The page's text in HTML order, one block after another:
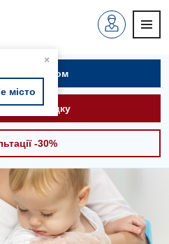
×
місто
на прийом
швидку
-30%